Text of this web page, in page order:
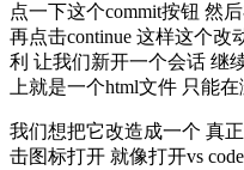
点一下这个commit按钮 然
再点击continue 这样这个
利 让我们新开一个会话 继
上就是一个html文件 只能
我们想把它改造成一个 真
击图标打开 就像打开vs